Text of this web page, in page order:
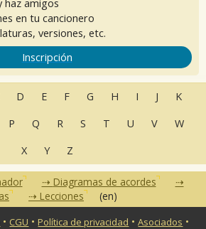
haz amigos
en tu cancionero
versiones, etc.
Inscripción
D E F G H I J
K
P Q R S T U V
W
X
Y Z
Diagramas de acordes
Lecciones (en)
• CGU •Política de privacidad •Asociados •